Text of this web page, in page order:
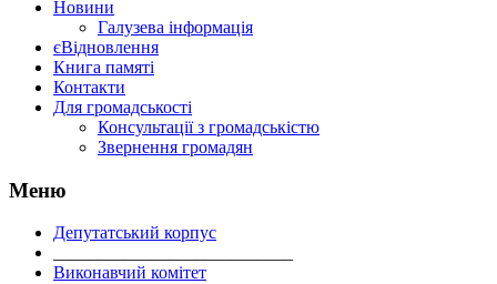
Новини
Галузева інформація
єВідновлення
Книга памяті
Контакти
Для громадськості
Консультації з громадськістю
Звернення громадян
Меню
Депутатський корпус
Виконавчий комітет